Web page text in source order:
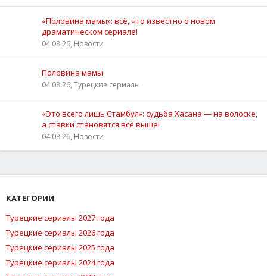
«Половина мамы»: всё, что известно о новом
драматическом сериале!
04.08.26, Новости
Половина мамы
04.08.26, Турецкие сериалы
«Это всего лишь Стамбул»: судьба Хасана — на волоске,
а ставки становятся всё выше!
04.08.26, Новости
КАТЕГОРИИ
Турецкие сериалы 2027 года
Турецкие сериалы 2026 года
Турецкие сериалы 2025 года
Турецкие сериалы 2024 года